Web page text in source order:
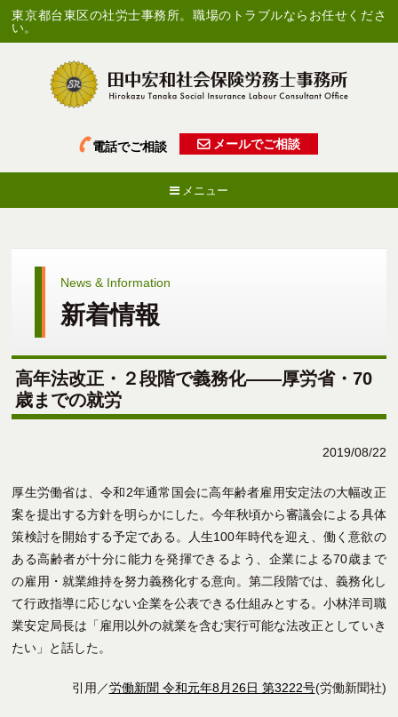
東京都台東区の社労士事務所。職場のトラブルならお任せくださ
い。
電話でご相談 メールでご相談
メニュー
News & Information
新着情報
高年法改正・２段階で義務化――厚労省・70
歳までの就労
2019/08/22
厚生労働省は、令和2年通常国会に高年齢者雇用安定法の大幅改正
案を提出する方針を明らかにした。今年秋頃から審議会による具体
策検討を開始する予定である。人生100年時代を迎え、働く意欲の
ある高齢者が十分に能力を発揮できるよう、企業による70歳まで
の雇用・就業維持を努力義務化する意向。第二段階では、義務化し
て行政指導に応じない企業を公表できる仕組みとする。小林洋司職
業安定局長は「雇用以外の就業を含む実行可能な法改正としていき
たい」と話した。
引用／労働新聞 令和元年8月26日 第3222号(労働新聞社)